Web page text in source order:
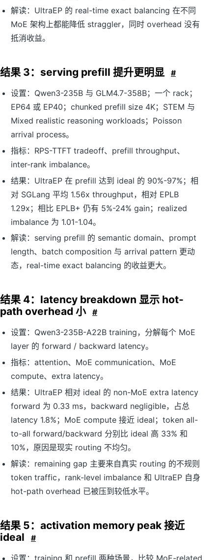
解读：UltraEP 的 real-time exact balancing 在不同
MoE 架构上都能降低 straggler，同时 overhead 没有
抵消收益。
结果 3：serving prefill 提升更明显 #
设置：Qwen3-235B 与 GLM4.7-358B；一个 rack；
EP64 或 EP40；chunked prefill size 4K；STEM 与
Mixed realistic reasoning workloads；Poisson
arrival process。
指标：RPS-TTFT tradeoff、prefill throughput、
inter-rank imbalance。
结果：UltraEP 在 prefill 达到 ideal 的 90%-97%；相
对 SGLang 平均 1.56x throughput，相对 EPLB
1.29x；相比 EPLB+ 仍有 5%-24% gain；realized
imbalance 为 1.01-1.04。
解读：serving prefill 的 semantic domain、prompt
length、batch composition 与 arrival pattern 更动
态，real-time exact balancing 的收益更大。
结果 4：latency breakdown 显示 hot-
path overhead 小
#
设置：Qwen3-235B-A22B training，分解每个 MoE
layer 的 forward / backward latency。
指标：attention、MoE communication、MoE
compute、extra latency。
结果：UltraEP 相对 ideal 的 non-MoE extra latency
forward 为 0.33 ms，backward negligible，占总
latency 1.8%；MoE compute 接近 ideal；token all-
to-all forward/backward 分别比 ideal 高 33% 和
10%，原因是现实 routing 不均匀。
解读：remaining gap 主要来自真实 routing 的不规则
token traffic，rank-level imbalance 和 UltraEP 自身
hot-path overhead 已被压到较低水平。
结果 5：activation memory peak 接近
ideal
#
设置：training 和 prefill 两种场景，比较 MoE-related